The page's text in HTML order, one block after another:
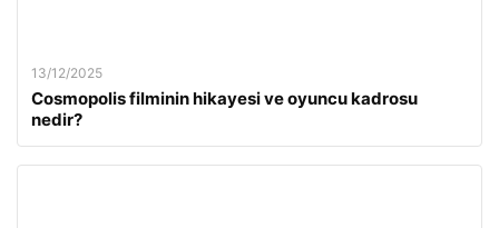
13/12/2025
Cosmopolis filminin hikayesi ve oyuncu kadrosu
nedir?